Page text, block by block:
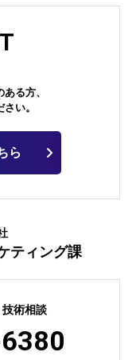
る方、
い。
ら
ティング課
術相談